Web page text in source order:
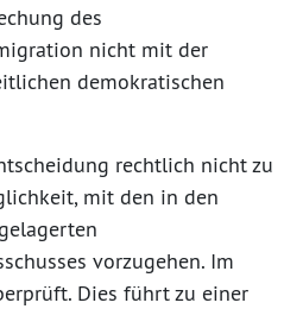
des
nicht mit der
demokratischen
rechtlich nicht zu
mit den in den
vorzugehen. Im
Dies führt zu einer